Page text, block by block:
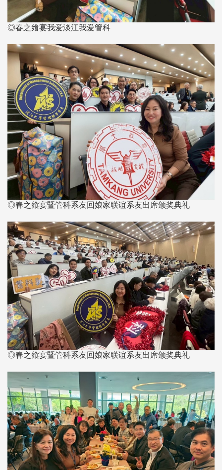
◎春之飨宴我爱淡江我爱管科
◎春之飨宴暨管科系友回娘家联谊系友出席颁奖典礼
◎春之飨宴暨管科系友回娘家联谊系友出席颁奖典礼